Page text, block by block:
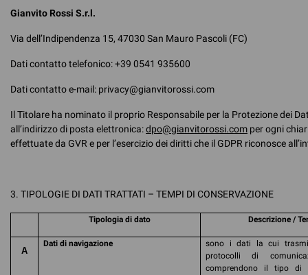
Gianvito Rossi S.r.l.
Via dell’Indipendenza 15, 47030 San Mauro Pascoli (FC)
Dati contatto telefonico: +39 0541 935600
Dati contatto e-mail: privacy@gianvitorossi.com
Il Titolare ha nominato il proprio Responsabile per la Protezione dei
all’indirizzo di posta elettronica:dpo@gianvitorossi.com per ogni
effettuate da GVR e per l’esercizio dei diritti che il GDPR riconosce
3. TIPOLOGIE DI DATI TRATTATI – TEMPI DI CONSERVAZIONE
Tipologia di dato Descrizione /
A
Dati di navigazione
sono i dati la cui
protocolli di
comprendono il tipo di